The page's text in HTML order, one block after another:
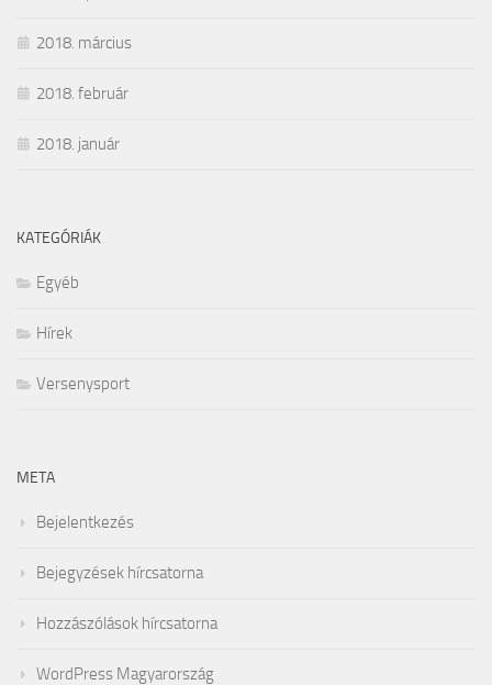
2018. március
2018. február
2018. január
KATEGÓRIÁK
Egyéb
Hírek
Versenysport
META
Bejelentkezés
Bejegyzések hírcsatorna
Hozzászólások hírcsatorna
WordPress Magyarország